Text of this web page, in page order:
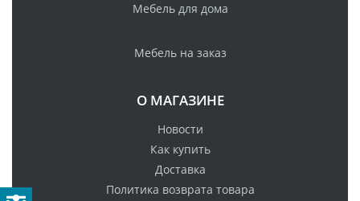
Мебель для дома
Мебель на заказ
О МАГАЗИНЕ
Новости
Как купить
Доставка
Политика возврата товара